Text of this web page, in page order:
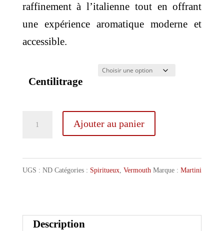
raffinement à l’italienne tout en offrant
une expérience aromatique moderne et
accessible.
Centilitrage
quantité
Fiero
Ajouter au panier
UGS : ND Catégories : Spiritueux, Vermouth Marque : Martini
Description